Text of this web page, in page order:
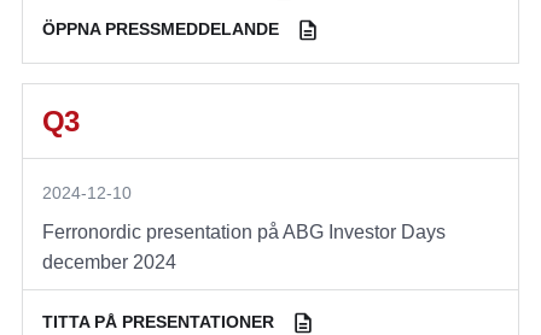
ÖPPNA PRESSMEDDELANDE
Q3
2024-12-10
Ferronordic presentation på ABG Investor Days
december 2024
TITTA PÅ PRESENTATIONER